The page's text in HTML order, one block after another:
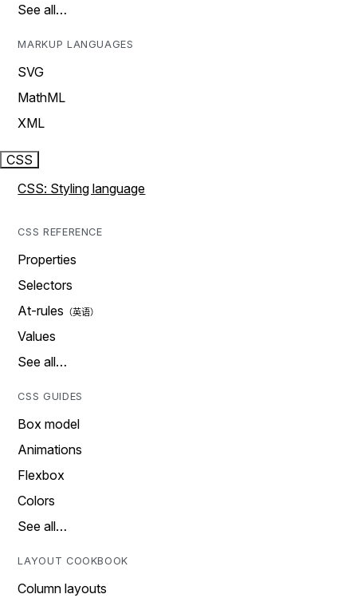
See all…
MARKUP LANGUAGES
SVG
MathML
XML
CSS
CSS: Styling language
CSS REFERENCE
Properties
Selectors
At-rules
Values
See all…
CSS GUIDES
Box model
Animations
Flexbox
Colors
See all…
LAYOUT COOKBOOK
Column layouts